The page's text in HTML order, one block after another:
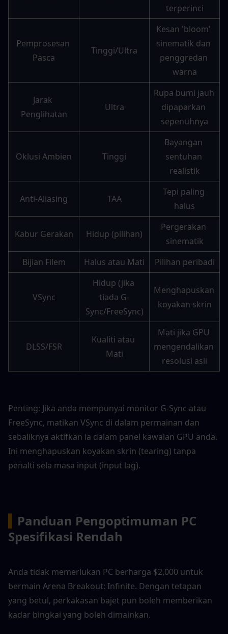
terperinci
Pemprosesan
Pasca
Tinggi/Ultra
Kesan 'bloom'
sinematik dan
penggredan
warna
Jarak
Penglihatan
Ultra
Rupa bumi jauh
dipaparkan
sepenuhnya
Oklusi Ambien Tinggi
Bayangan
sentuhan
realistik
Anti-Aliasing TAA
Tepi paling
halus
Kabur Gerakan Hidup (pilihan)
Pergerakan
sinematik
Bijian Filem
Halus atau Mati Pilihan peribadi
VSync
Hidup (jika
tiada G-
Sync/FreeSync)
Menghapuskan
koyakan skrin
DLSS/FSR
Kualiti atau
Mati
Mati jika GPU
mengendalikan
resolusi asli
Penting: Jika anda mempunyai monitor G-Sync atau
FreeSync, matikan VSync di dalam permainan dan
sebaliknya aktifkan ia dalam panel kawalan GPU anda.
Ini menghapuskan koyakan skrin (tearing) tanpa
penalti sela masa input (input lag).
Panduan Pengoptimuman PC
Spesifikasi Rendah
Anda tidak memerlukan PC berharga $2,000 untuk
bermain Arena Breakout: Infinite. Dengan tetapan
yang betul, perkakasan bajet pun boleh memberikan
kadar bingkai yang boleh dimainkan.